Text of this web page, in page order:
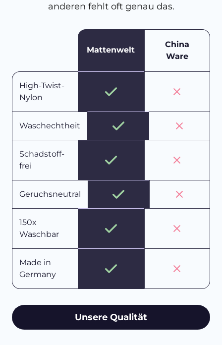
anderen fehlt oft genau das.
Mattenwelt
China
Ware
High-Twist-
Nylon
Waschechtheit
Schadstoff-
frei
Geruchsneutral
150x
Waschbar
Made in
Germany
Unsere Qualität